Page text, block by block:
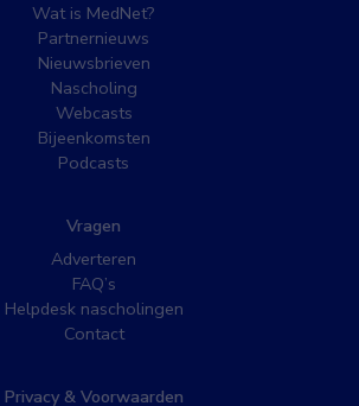
Wat is MedNet?
Partnernieuws
Nieuwsbrieven
Nascholing
Webcasts
Bijeenkomsten
Podcasts
Vragen
Adverteren
FAQ’s
Helpdesk nascholingen
Contact
Privacy & Voorwaarden